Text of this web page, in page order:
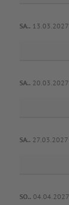
SA..
SA..
SA..
SO..